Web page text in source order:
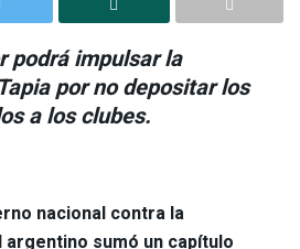
podrá impulsar la
por no depositar los
a los clubes.
nacional contra la
sumó un capítulo